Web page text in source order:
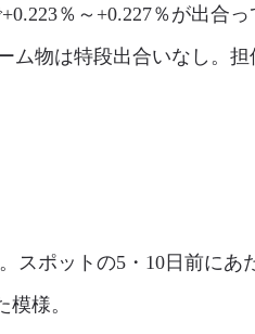
％～+0.227％が出合
ム物は特段出合いなし。
ポットの5・10日前にあ
様。